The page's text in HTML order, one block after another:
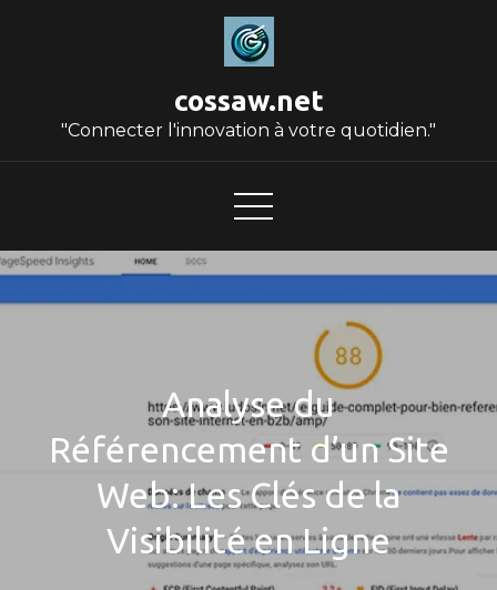
cossaw.net
"Connecter l'innovation à votre quotidien."
Analyse du
Référencement d’un Site
Web: Les Clés de la
Visibilité en Ligne